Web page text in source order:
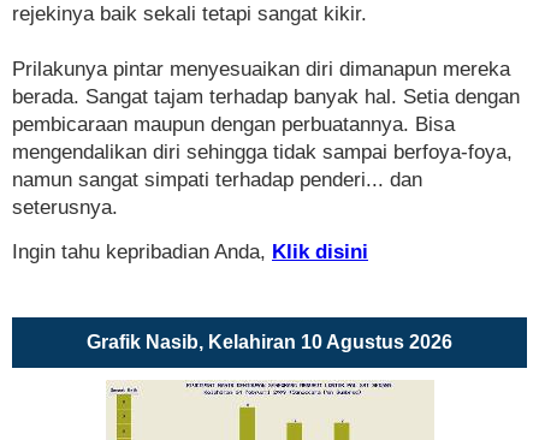
rejekinya baik sekali tetapi sangat kikir.
Prilakunya pintar menyesuaikan diri dimanapun mereka
berada. Sangat tajam terhadap banyak hal. Setia dengan
pembicaraan maupun dengan perbuatannya. Bisa
mengendalikan diri sehingga tidak sampai berfoya-foya,
namun sangat simpati terhadap penderi... dan
seterusnya.
Ingin tahu kepribadian Anda, Klik disini
Grafik Nasib, Kelahiran 10 Agustus 2026